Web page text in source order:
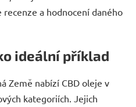
a hodnocení daného
ideální příklad
Země nabízí CBD oleje v
kategoriích. Jejich